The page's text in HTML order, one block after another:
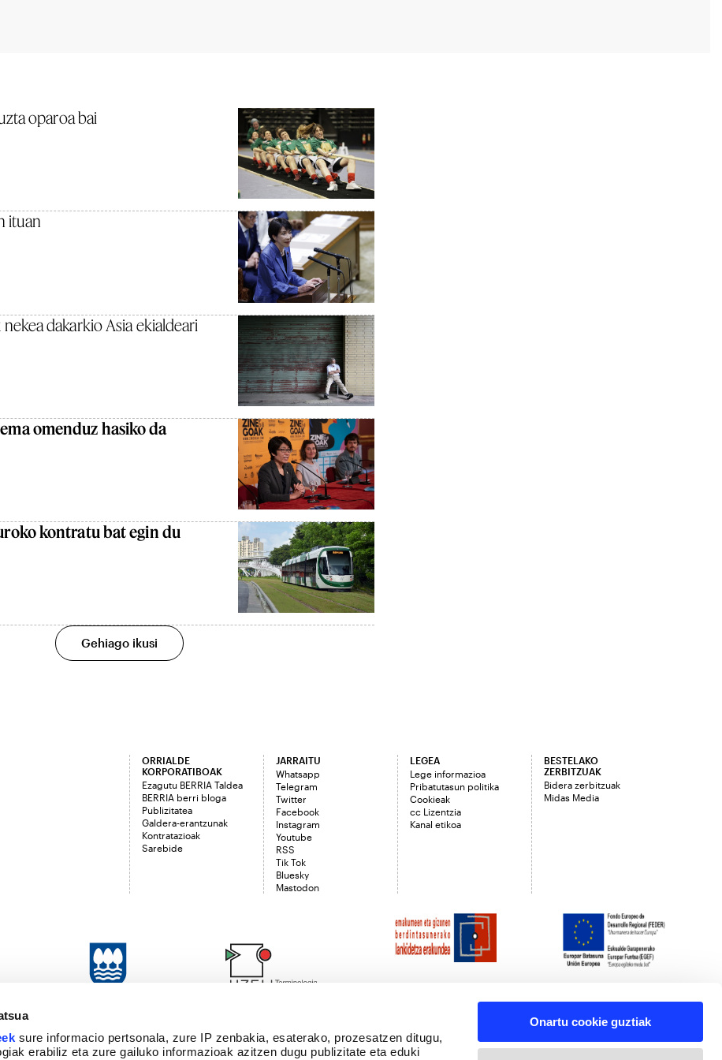
sure informacio pertsonala, zure IP zenbakia, esaterako, prozesatzen ditugu,
erabiliz eta zure gailuko informazioak azitzen dugu publizitate eta eduki
Onartu cookie guztiak
oparoa bai
ituan
dakarkio Asia ekialdeari
omenduz hasiko da
kontratu bat egin du
Gehiago ikusi
ORRIALDE
KORPORATIBOAK
Ezagutu BERRIA Taldea
BERRIA berri bloga
Publizitatea
Galdera-erantzunak
Kontratazioak
Sarebide
JARRAITU
Whatsapp
Telegram
Twitter
Facebook
Instagram
Youtube
RSS
Tik Tok
Bluesky
Mastodon
LEGEA
Lege informazioa
Pribatutasun politika
Cookieak
cc Lizentzia
Kanal etikoa
BESTELAKO
ZERBITZUAK
Bidera zerbitzuak
Midas Media